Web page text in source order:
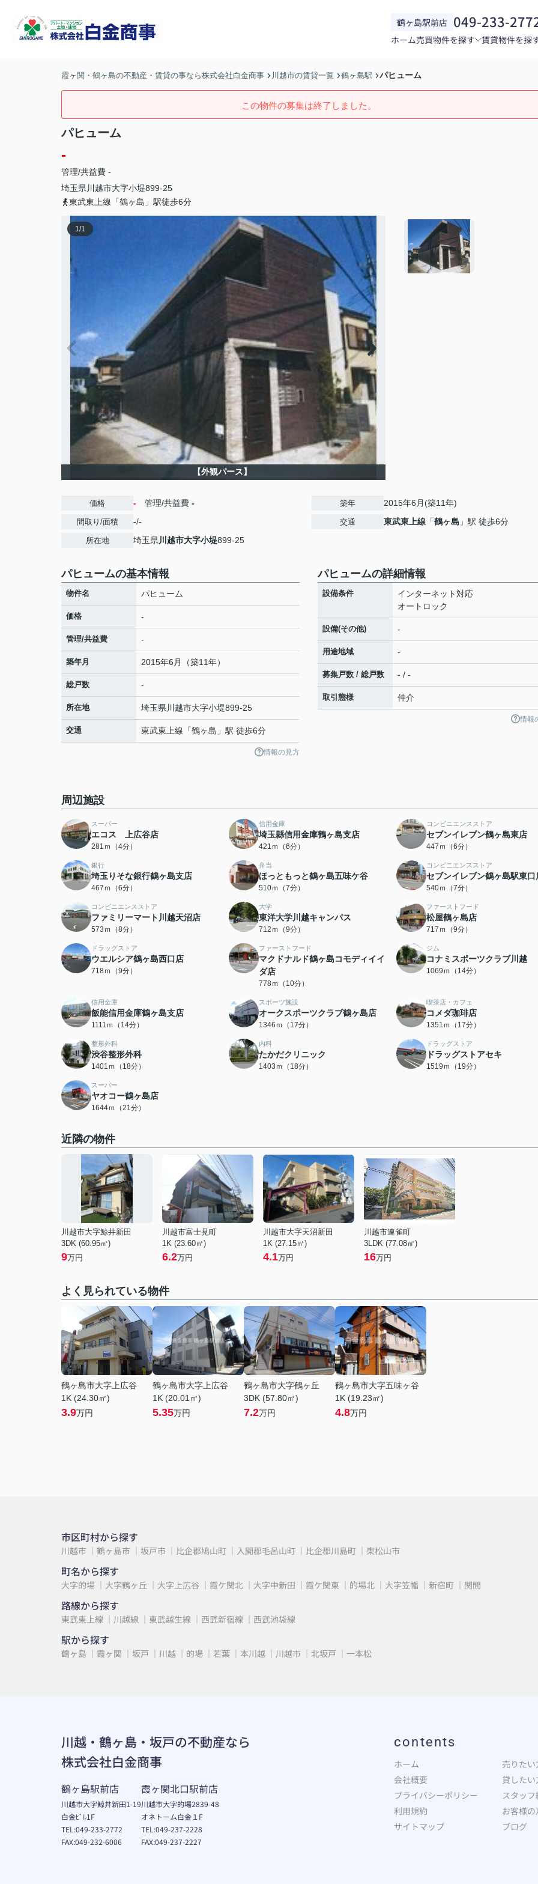
鶴ヶ島駅前店 049-233-
ホーム売買物件を探す 賃貸物件を探
霞ヶ関・鶴ヶ島の不動産・賃貸の事なら株式会社白金商事 川越市の賃貸一覧 鶴ヶ島駅 パヒューム
この物件の募集は終了しました。
パヒューム
-
管理/共益費 -
埼玉県 川越市大字小堤899-25
東武東上線「鶴ヶ島」駅徒歩6分
1/1
【外観パース】
価格 - 管理/共益費 -
間取り/面積 -/-
所在地 埼玉県川越市大字小堤899-25
築年 2015年6月(築11年)
交通 東武東上線 「鶴ヶ島 」駅 徒歩6分
パヒュームの基本情報
物件名 パヒューム
価格 -
管理/共益費 -
築年月 2015年6月（築11年）
総戸数 -
所在地 埼玉県 川越市大字小堤899-25
交通 東武東上線 「鶴ヶ島 」駅 徒歩6分
情報の見方
パヒュームの詳細情報
設備条件
インターネット対応
オートロック
設備(その他) -
用途地域 -
募集戸数 / 総戸数 - / -
取引態様 仲介
情報
周辺施設
スーパー
エコス 上広谷店
281ｍ（4分）
信用金庫
埼玉縣信用金庫鶴ヶ島支店
421ｍ（6分）
コンビニエンスストア
セブンイレブン鶴ヶ島東店
447ｍ（6分）
銀行
埼玉りそな銀行鶴ヶ島支店
467ｍ（6分）
弁当
ほっともっと鶴ヶ島五味ケ谷
510ｍ（7分）
コンビニエンスストア
セブンイレブン鶴ヶ島駅東口
540ｍ（7分）
コンビニエンスストア
ファミリーマート川越天沼店
573ｍ（8分）
大学
東洋大学川越キャンパス
712ｍ（9分）
ファーストフード
松屋鶴ヶ島店
717ｍ（9分）
ドラッグストア
ウエルシア鶴ヶ島西口店
718ｍ（9分）
ファーストフード
マクドナルド鶴ヶ島コモディイイ
ダ店
778ｍ（10分）
ジム
コナミスポーツクラブ川越
1069ｍ（14分）
信用金庫
飯能信用金庫鶴ヶ島支店
1111ｍ（14分）
スポーツ施設
オークスポーツクラブ鶴ヶ島店
1346ｍ（17分）
喫茶店・カフェ
コメダ珈琲店
1351ｍ（17分）
整形外科
渋谷整形外科
1401ｍ（18分）
内科
たかだクリニック
1403ｍ（18分）
ドラッグストア
ドラッグストアセキ
1519ｍ（19分）
スーパー
ヤオコー鶴ヶ島店
1644ｍ（21分）
近隣の物件
川越市大字鯨井新田
3DK (60.95㎡)
9万円
川越市富士見町
1K (23.60㎡)
6.2万円
川越市大字天沼新田
1K (27.15㎡)
4.1万円
川越市連雀町
3LDK (77.08㎡)
16万円
よく見られている物件
鶴ヶ島市大字上広谷
1K (24.30㎡)
3.9万円
鶴ヶ島市大字上広谷
1K (20.01㎡)
5.35万円
鶴ヶ島市大字鶴ヶ丘
3DK (57.80㎡)
7.2万円
鶴ヶ島市大字五味ヶ谷
1K (19.23㎡)
4.8万円
市区町村から探す
川越市 鶴ヶ島市 坂戸市 比企郡鳩山町 入間郡毛呂山町 比企郡川島町 東松山市
町名から探す
大字的場 大字鶴ヶ丘 大字上広谷 霞ケ関北 大字中新田 霞ケ関東 的場北 大字笠幡 新宿町 関間
路線から探す
東武東上線 川越線 東武越生線 西武新宿線 西武池袋線
駅から探す
鶴ヶ島 霞ヶ関 坂戸 川越 的場 若葉 本川越 川越市 北坂戸 一本松
川越・鶴ヶ島・坂戸の不動産なら
株式会社白金商事
鶴ヶ島駅前店
川越市大字鯨井新田1-19
白金ﾋﾞﾙ1F
TEL:049-233-2772
FAX:049-232-6006
霞ヶ関北口駅前店
川越市大字的場2839-48
オネトーム白金１F
TEL:049-237-2228
FAX:049-237-2227
contents
ホーム
売りたい
会社概要
貸したい
プライバシーポリシー
スタッ
利用規約
お客様の
サイトマップ
ブログ